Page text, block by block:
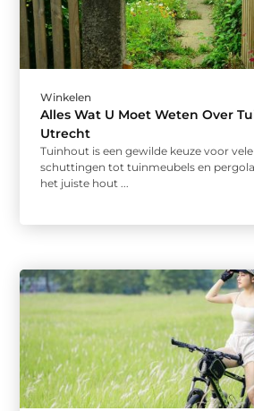
Winkelen
Alles Wat U Moet Weten Over
Utrecht
Tuinhout is een gewilde keuze voor
schuttingen tot tuinmeubels en
het juiste hout ...